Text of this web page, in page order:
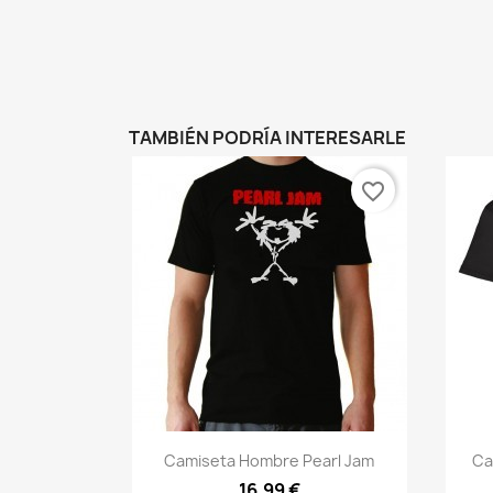
TAMBIÉN PODRÍA INTERESARLE
Vista rápida
Camiseta Hombre Pearl Jam
favorite_border